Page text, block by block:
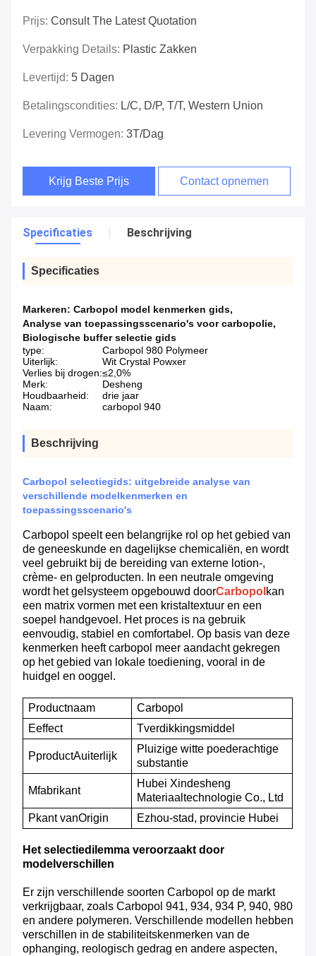
Prijs: Consult The Latest Quotation
Verpakking Details: Plastic Zakken
Levertijd: 5 Dagen
Betalingscondities: L/C, D/P, T/T, Western Union
Levering Vermogen: 3T/dag
Krijg Beste Prijs Contact opnemen
Specificaties Beschrijving
Specificaties
Markeren: Carbopol model kenmerken gids,
Analyse van toepassingsscenario's voor carbopolie,
Biologische buffer selectie gids
type:
Carbopol 980 Polymeer
Uiterlijk:
Wit Crystal Powxer
Verlies bij drogen:≤2,0%
Merk:
Desheng
Houdbaarheid:
drie jaar
Naam:
carbopol 940
Beschrijving
Carbopol selectiegids: uitgebreide analyse van
verschillende modelkenmerken en
toepassingsscenario's
Carbopol speelt een belangrijke rol op het gebied van
de geneeskunde en dagelijkse chemicaliën, en wordt
veel gebruikt bij de bereiding van externe lotion-,
crème- en gelproducten. In een neutrale omgeving
wordt het gelsysteem opgebouwd doorCarbopol kan
een matrix vormen met een kristaltextuur en een
soepel handgevoel. Het proces is na gebruik
eenvoudig, stabiel en comfortabel. Op basis van deze
kenmerken heeft carbopol meer aandacht gekregen
op het gebied van lokale toediening, vooral in de
huidgel en ooggel.
Productnaam
Carbopol
Eeffect Tverdikkingsmiddel
PproductAuiterlijk
Pluizige witte poederachtige
substantie
Mfabrikant
Hubei Xindesheng
Materiaaltechnologie Co., Ltd
Pkant vanOrigin Ezhou-stad, provincie Hubei
Het selectiedilemma veroorzaakt door
modelverschillen
Er zijn verschillende soorten Carbopol op de markt
verkrijgbaar, zoals Carbopol 941, 934, 934 P, 940, 980
en andere polymeren. Verschillende modellen hebben
verschillen in de stabiliteitskenmerken van de
ophanging, reologisch gedrag en andere aspecten,